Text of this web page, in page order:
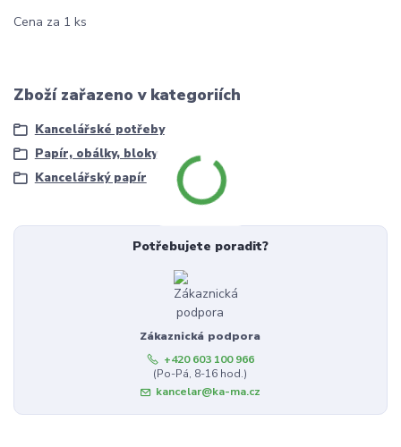
Cena za 1 ks
Zboží zařazeno v kategoriích
Kancelářské potřeby
Papír, obálky, bloky
Kancelářský papír
Potřebujete poradit?
Zákaznická podpora
+420 603 100 966
(Po-Pá, 8-16 hod.)
kancelar@ka-ma.cz